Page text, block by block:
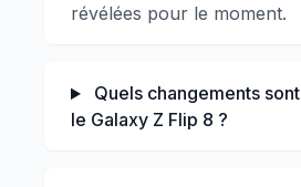
révélées pour le moment.
Quels changements
le Galaxy Z Flip 8 ?